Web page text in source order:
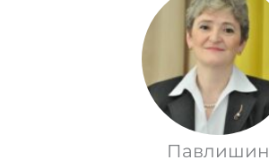
Павлишин